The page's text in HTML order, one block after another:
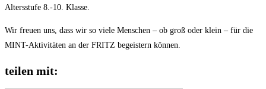
Altersstufe 8.-10. Klasse.
Wir freuen uns, dass wir so viele Menschen – ob groß oder klein – für die
MINT-Aktivitäten an der FRITZ begeistern können.
teilen mit: